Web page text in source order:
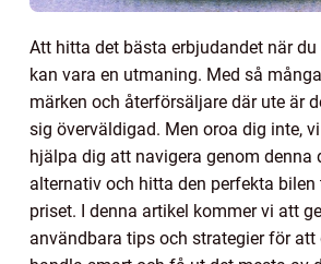
Att hitta det bästa erbjudandet när
kan vara en utmaning. Med så
märken och återförsäljare där ute är
sig överväldigad. Men oroa dig inte,
hjälpa dig att navigera genom denna
alternativ och hitta den perfekta
priset. I denna artikel kommer vi att
användbara tips och strategier för att